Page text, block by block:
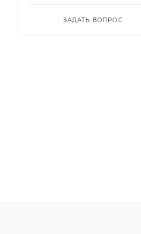
ЗАДАТЬ ВОПРОС